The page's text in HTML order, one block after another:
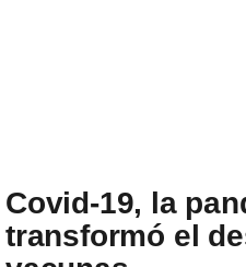
Covid-19, la
transformó el